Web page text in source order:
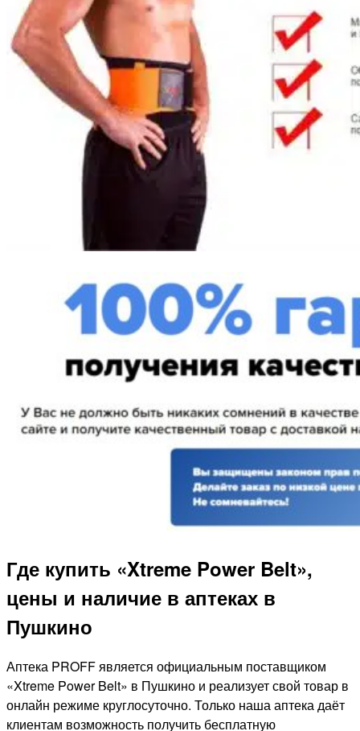
Где купить «Xtreme Power Belt»,
цены и наличие в аптеках в
Пушкино
Аптека PROFF является официальным поставщиком
«Xtreme Power Belt» в Пушкино и реализует свой товар в
онлайн режиме круглосуточно. Только наша аптека даёт
клиентам возможность получить бесплатную